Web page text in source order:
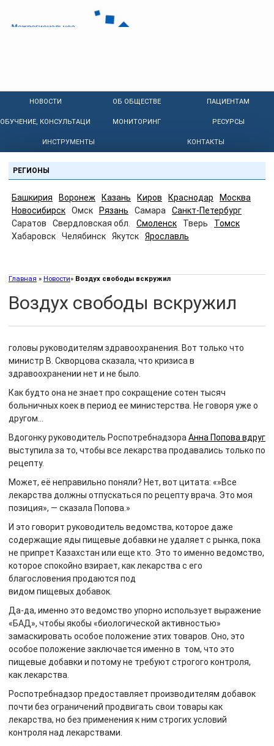
НОВОСТИ ОБ ОБЩЕСТВЕ ПАЦИЕНТАМ
ОБУЧЕНИЕ, КОНСУЛЬТАЦИИ МОНИТОРИНГ РЕСУРСЫ
ИНСТРУМЕНТЫ КОНТАКТЫ
РЕГИОНЫ
Башкирия Воронеж Казань Киров Краснодар
Москва
Новосибирск
Омск Рязань Самара
Санкт-Петербург
Саратов
Свердловская обл. Смоленск Тверь
Томск
Хабаровск
Челябинск Якутск Ярославль
Главная » Новости» Воздух свободы вскружил
Воздух свободы вскружил
головы руководителям здравоохранения. Вот только что
министр В. Скворцова сказала, что кризиса в
здравоохранении нет и не было.
Как будто она не знает про сокращение сотен тысяч
больничных коек в период ее министерства. Не говоря уже о
другом…
Вдогонку руководитель Роспотребнадзора Анна Попова вдруг
выступила за то, чтобы все лекарства продавались только по
рецепту.
Может, её неправильно поняли? Нет, вот цитата: «»Все
лекарства должны отпускаться по рецепту врача. Это моя
позиция», — сказала Попова.»
И это говорит руководитель ведомства, которое даже
содержащие яды пищевые добавки не удаляет с рынка, пока
не припрет Казахстан или еще кто. Это то именно ведомство,
которое спокойно взирает, как лекарства с его
благословения продаются под
видом пищевых добавок.
Да-да, именно это ведомство упорно использует выражение
«БАД», чтобы якобы «биологической активностью»
замаскировать особое положение этих товаров. Оно, это
особое положение заключается именно в том, что это
пищевые добавки и потому не требуют строгого контроля,
как лекарства.
Роспотребнадзор предоставляет производителям добавок
почти без ограничений продвигать свои товары как
лекарства, но без применения к ним строгих условий
контроля над лекарствами.